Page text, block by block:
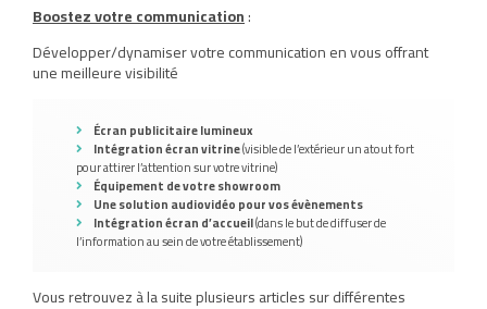
Boostez votre communication:
Développer/dynamiser votre communication en vous offrant
une meilleure visibilité
Écran publicitaire lumineux
Intégration écran vitrine(visible de l’extérieur un atout fort
pour attirer l’attention sur votre vitrine)
Équipement de votre showroom
Une solution audiovidéo pour vos évènements
Intégration écran d’accueil(dans le but de diffuser de
l’information au sein de votre établissement)
Vous retrouvez à la suite plusieurs articles sur différentes